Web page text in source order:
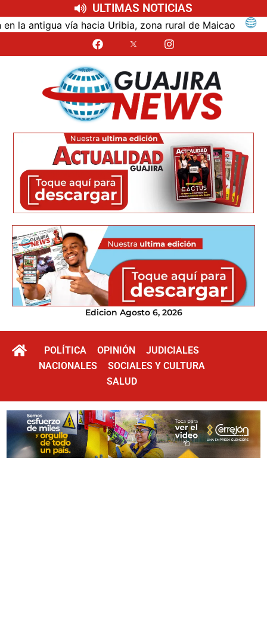
ULTIMAS NOTICIAS
vía hacia Uribia, zona rural de Maicao
Edicion Agosto 6, 2026
POLÍTICA OPINIÓN
JUDICIALES
NACIONALES
SOCIALES Y CULTURA
SALUD